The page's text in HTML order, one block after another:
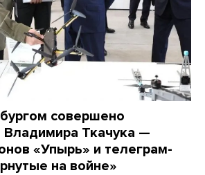
совершено
Владимира Ткачука —
«Упырь» и телеграм-
на войне»